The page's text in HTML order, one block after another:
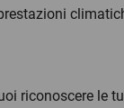
riconoscere le